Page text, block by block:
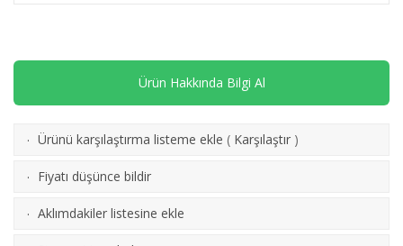
Ürün Hakkında Bilgi Al
· Ürünü karşılaştırma listeme ekle ( Karşılaştır )
· Fiyatı düşünce bildir
· Aklımdakiler listesine ekle